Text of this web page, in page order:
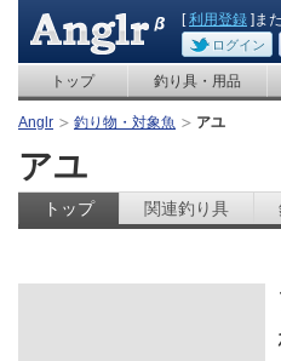
[利用登録 ]ま
ログイン
トップ 釣り具・用品
Anglr 釣り物・対象魚 アユ
アユ
トップ 関連釣り具